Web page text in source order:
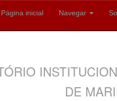
inicial Navegar
DE